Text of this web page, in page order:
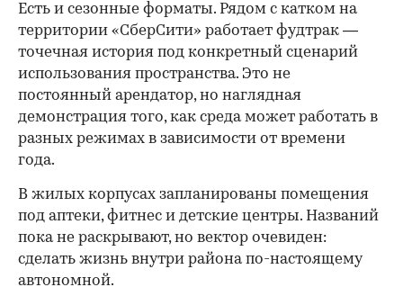
Есть и сезонные форматы. Рядом с катком на
территории «СберСити» работает фудтрак —
точечная история под конкретный сценарий
использования пространства. Это не
постоянный арендатор, но наглядная
демонстрация того, как среда может работать в
разных режимах в зависимости от времени
года.
В жилых корпусах запланированы помещения
под аптеки, фитнес и детские центры. Названий
пока не раскрывают, но вектор очевиден:
сделать жизнь внутри района по-настоящему
автономной.